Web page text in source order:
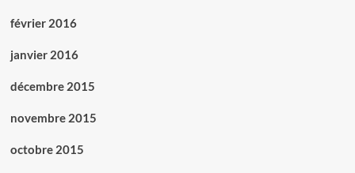
février 2016
janvier 2016
décembre 2015
novembre 2015
octobre 2015